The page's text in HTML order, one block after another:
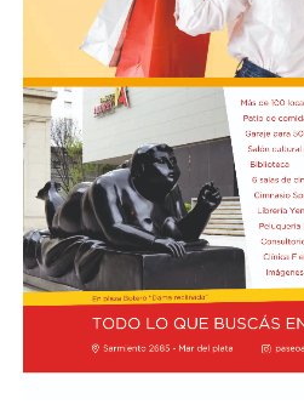
En tanto, el viernes 21 a las
Cerebro Mágico: construyendo
circuitos”, a cargo de María
taller práctico de arte, ciencia y
finalizar cada participante se
terminada. Es una actividad
materiales) destinada a niños a
Los participantes menores de 8
acompañados por una persona
asistentes $12.000 y adulto
entradas están disponibles en
viernes de 14 a 19.